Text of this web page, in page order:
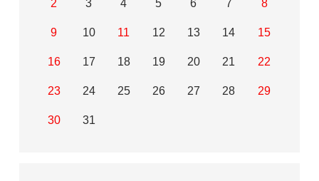
2 3 4 5 6 7 8
9 10 11 12 13 14 15
16 17 18 19 20 21 22
23 24 25 26 27 28 29
30 31